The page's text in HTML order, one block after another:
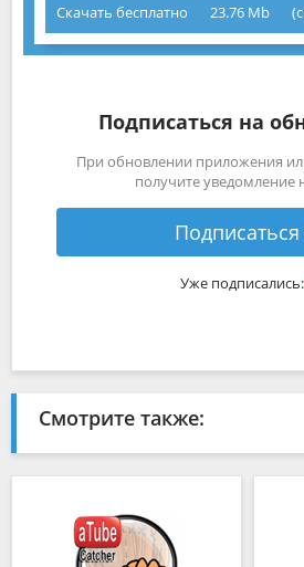
Скачать бесплатно 23.76 Mb
Подписаться на
При обновлении приложения
получите уведомление
Подписаться
Уже подписались:
Смотрите также: